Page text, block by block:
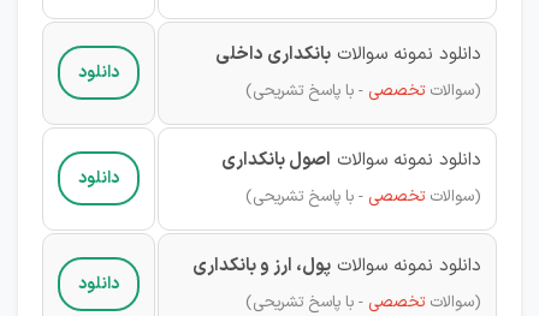
دانلود نمونه سوالات بانکداری داخلی
(سوالات تخصصی - با پاسخ تشریحی)
دانلود
دانلود نمونه سوالات اصول بانکداری
(سوالات تخصصی - با پاسخ تشریحی)
دانلود
دانلود نمونه سوالات پول، ارز و بانکداری
(سوالات تخصصی - با پاسخ تشریحی)
دانلود